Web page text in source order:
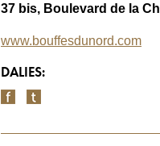
37 bis, Boulevard de la
www.bouffesdunord.com
DALIES: